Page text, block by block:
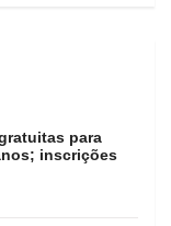
para
inscrições